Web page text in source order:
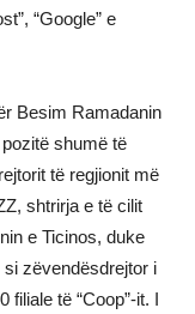
“Google” e
Besim Ramadanin
shumë të
të regjionit më
shtrirja e të cilit
e Ticinos, duke
zëvendësdrejtor i
filiale të “Coop”-it. I